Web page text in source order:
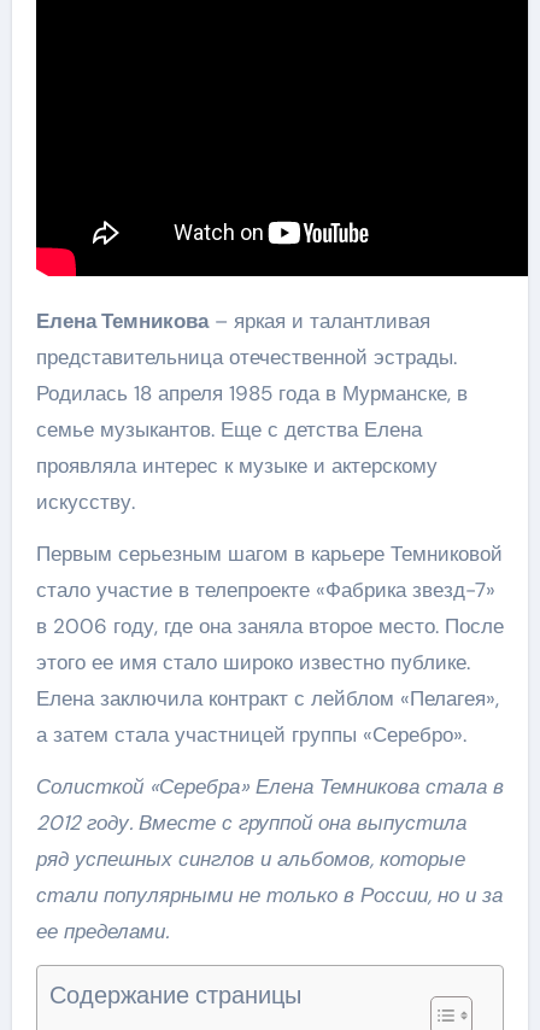
Елена Темникова– яркая и талантливая
представительница отечественной эстрады.
Родилась 18 апреля 1985 года в Мурманске, в
семье музыкантов. Еще с детства Елена
проявляла интерес к музыке и актерскому
искусству.
Первым серьезным шагом в карьере Темниковой
стало участие в телепроекте «Фабрика звезд-7»
в 2006 году, где она заняла второе место. После
этого ее имя стало широко известно публике.
Елена заключила контракт с лейблом «Пелагея»,
а затем стала участницей группы «Серебро».
Солисткой «Серебра» Елена Темникова стала в
2012 году. Вместе с группой она выпустила
ряд успешных синглов и альбомов, которые
стали популярными не только в России, но и за
ее пределами.
Содержание страницы